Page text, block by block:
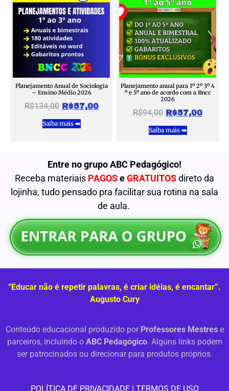
Planejamento Anual de Sociologia
– Ensino Médio 2026
R$134,00 R$57,00
Saiba mais ➡️
Planejamento anual para 1º 2º 3º 4
º e 5º ano de acordo com a Bncc
2026
R$94,00 R$57,00
Saiba mais ➡️
Entre no grupo ABC Pedagógico!
Receba materiais PAGOSeGRATUITOSdireto da
lojinha, tudo pensado pra facilitar sua rotina na sala
de aula.
“Educar não é repetir palavras, é criar idéias, é encantar”.
Augusto Cury
Conteúdo educacional produzido por Professores Mestrese
parceiros, incluindo o ABC Pedagógico. Alguns links podem
ser patrocinados ou direcionar para produtos próprios.
POLÍTICA DE PRIVACIDADE| TERMOS DE USO